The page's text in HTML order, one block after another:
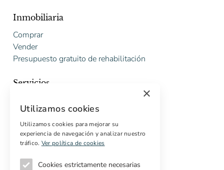
Inmobiliaria
Comprar
Vender
Presupuesto gratuito de rehabilitación
Servicios
Compradores internacionales
Propiedades off-market
Servicios para compradores
×
Utilizamos cookies
Utilizamos cookies para mejorar su
experiencia de navegación y analizar nuestro
tráfico. Ver política de cookies
Cookies estrictamente necesarias